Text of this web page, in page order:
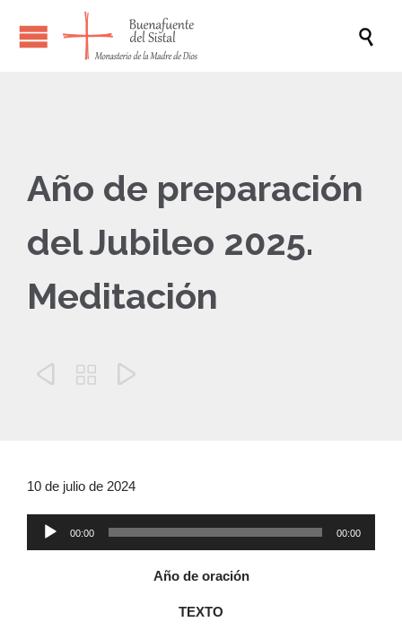

Año de preparación
del Jubileo 2025.
Meditación
  
10 de julio de 2024
00:00 00:00
Año de oración
TEXTO